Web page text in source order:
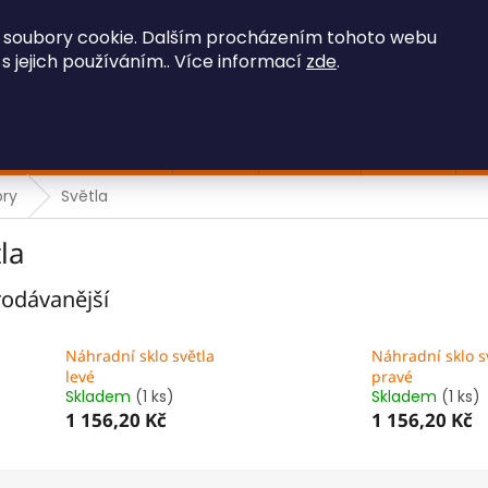
cookie. Dalším procházením tohoto webu
jejich používáním.. Více informací zde.
Světla
Náhradní sklo světla
levé
Skladem (1 ks)
1 156,20 Kč
Náhradní sklo
pravé
Skladem (1 ks)
1 156,20 Kč